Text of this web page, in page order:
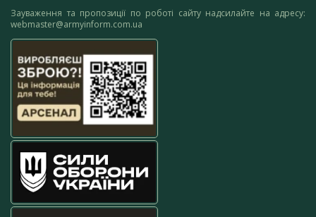
Зауваження та пропозиції по роботі сайту надсилайте на адресу:
webmaster@armyinform.com.ua